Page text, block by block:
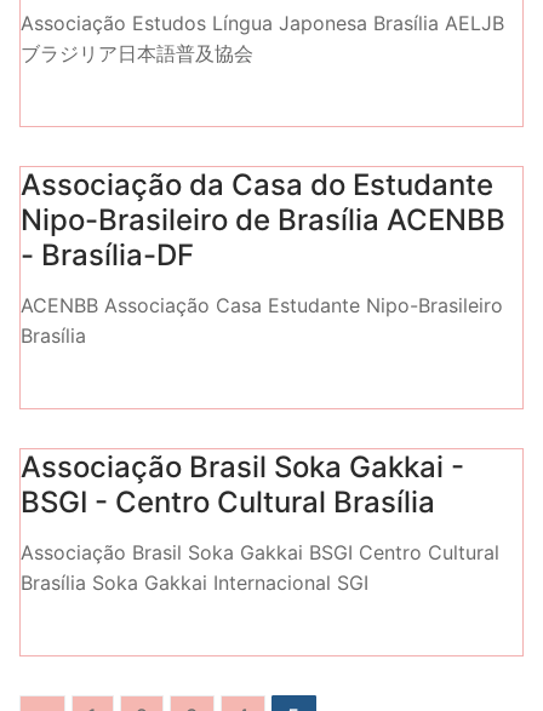
Associação Estudos Língua Japonesa Brasília AELJB
ブラジリア日本語普及協会
Associação da Casa do Estudante
Nipo-Brasileiro de Brasília ACENBB
- Brasília-DF
ACENBB Associação Casa Estudante Nipo-Brasileiro
Brasília
Associação Brasil Soka Gakkai -
BSGI - Centro Cultural Brasília
Associação Brasil Soka Gakkai BSGI Centro Cultural
Brasília Soka Gakkai Internacional SGI